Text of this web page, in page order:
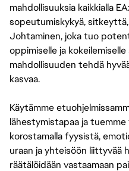
mahdollisuuksia kaikkialla
sopeutumiskykyä,
Johtaminen, joka tuo
oppimiselle ja
mahdollisuuden tehdä
kasvaa.
Käytämme
lähestymistapaa ja
korostamalla fyysistä,
uraan ja yhteisöön liittyvää
räätälöidään vastaamaan